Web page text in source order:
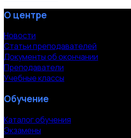
О центре
Новости
Статьи преподавателей
Документы об окончании
Преподаватели
Учебные классы
Обучение
Каталог обучения
Экзамены